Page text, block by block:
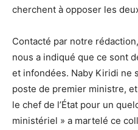
cherchent à opposer les
Contacté par notre
nous a indiqué que ce sont
et infondées. Naby Kiridi ne
poste de premier ministre,
le chef de l’État pour un
ministériel » a martelé ce